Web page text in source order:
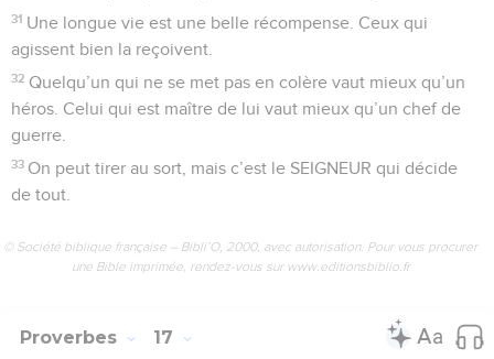
31 Une longue vie est une belle récompense. Ceux qui
agissent bien la reçoivent.
32 Quelqu’un qui ne se met pas en colère vaut mieux qu’un
héros. Celui qui est maître de lui vaut mieux qu’un chef de
guerre.
33 On peut tirer au sort, mais c’est le SEIGNEUR qui décide
de tout.
© Société biblique française – Bibli’O, 2000, avec autorisation. Pour vous procurer
une Bible imprimée, rendez-vous sur www.editionsbiblio.fr
Proverbes 17